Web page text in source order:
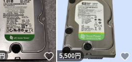
！
円 いいね！
5,500円